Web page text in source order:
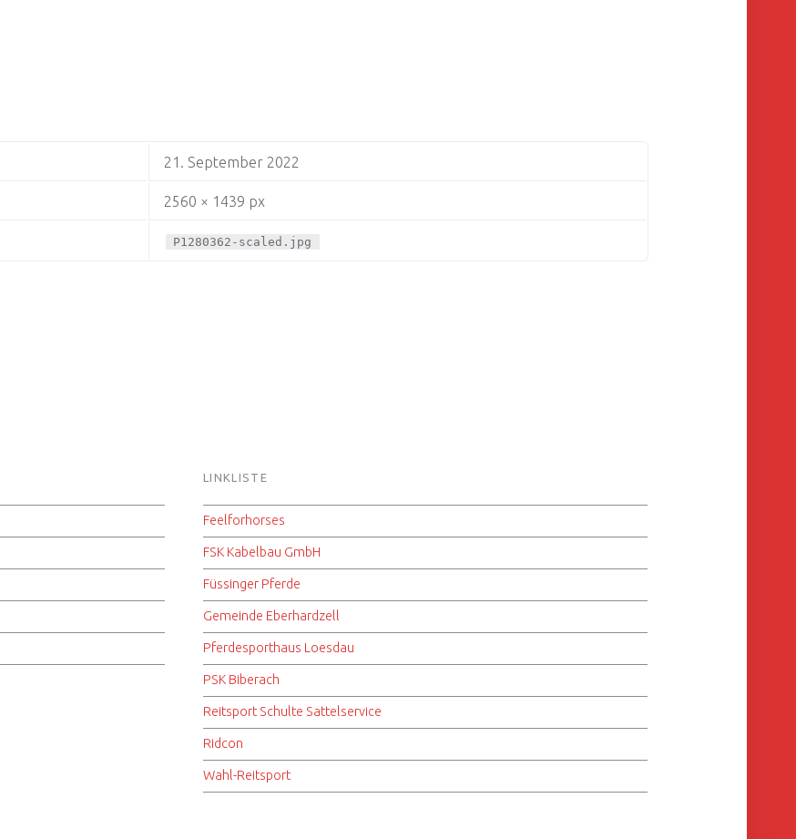
21. September 2022
2560 × 1439 px
P1280362-scaled.jpg
LINKLISTE
Feelforhorses
FSK Kabelbau GmbH
Füssinger Pferde
Gemeinde Eberhardzell
Pferdesporthaus Loesdau
PSK Biberach
Reitsport Schulte Sattelservice
Ridcon
Wahl-Reitsport